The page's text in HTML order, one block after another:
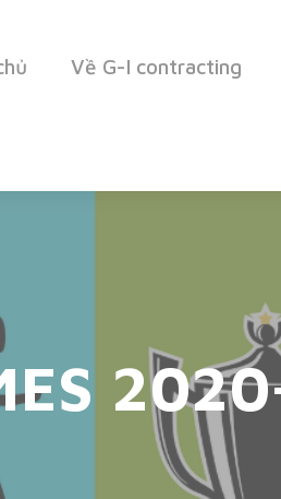
Về G-I contracting